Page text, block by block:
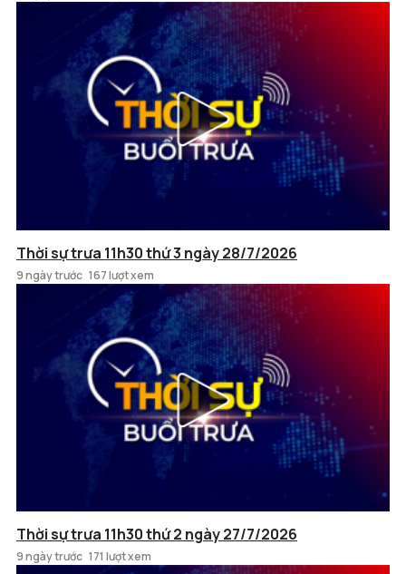
Thời sự trưa 11h30 thứ 3 ngày 28/7/2026
9 ngày trước 167 lượt xem
Thời sự trưa 11h30 thứ 2 ngày 27/7/2026
9 ngày trước 171 lượt xem